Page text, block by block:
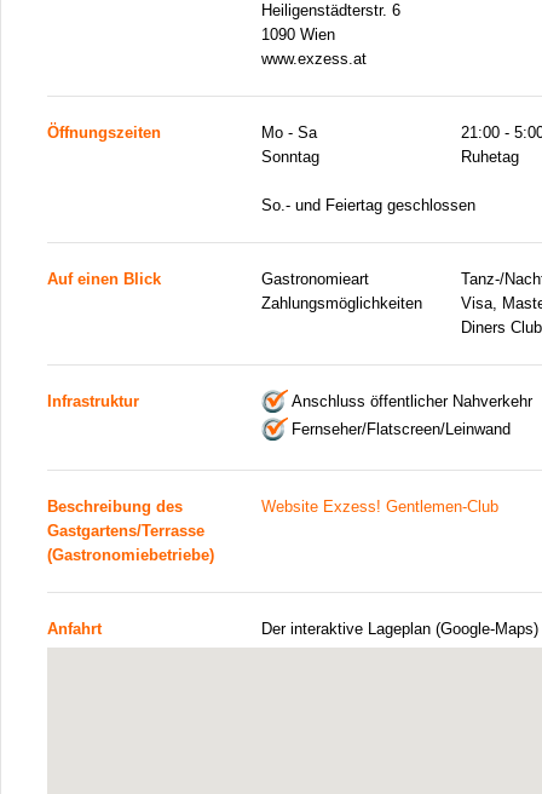
Heiligenstädterstr. 6
1090 Wien
www.exzess.at
Öffnungszeiten Mo - Sa
21:00 -
Sonntag
Ruhetag
So.- und Feiertag geschlossen
Auf einen Blick Gastronomieart
Tanz-/
Zahlungsmöglichkeiten
Visa,
Diners
Infrastruktur
Anschluss öffentlicher Nahverkehr
Fernseher/Flatscreen/Leinwand
Beschreibung des
Gastgartens/Terrasse
(Gastronomiebetriebe)
Website Exzess! Gentlemen-Club
Anfahrt Der interaktive Lageplan (Google-